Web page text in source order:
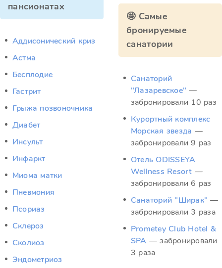
пансионатах
Аддисонический криз
Астма
Бесплодие
Гастрит
Грыжа позвоночника
Диабет
Инсульт
Инфаркт
Миома матки
Пневмония
Псориаз
Склероз
Сколиоз
Эндометриоз
🤩 Самые
бронируемые
санатории
Санаторий
"Лазаревское" —
забронировали 10 раз
Курортный комплекс
Морская звезда —
забронировали 9 раз
Отель ODISSEYA
Wellness Resort —
забронировали 6 раз
Санаторий "Ширак" —
забронировали 3 раза
Prometey Club Hotel &
SPA — забронировали
3 раза